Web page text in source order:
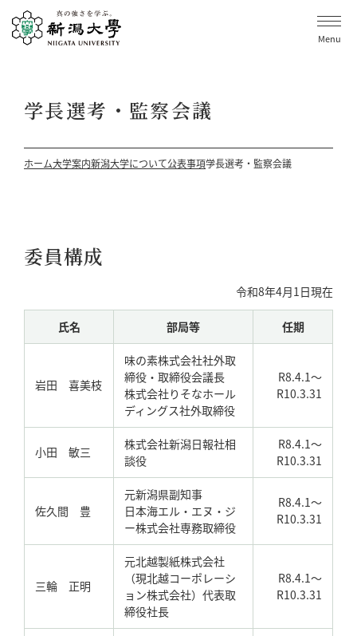
Menu
学長選考・監察会議
ホーム大学案内新潟大学について公表事項学長選考・監察会議
委員構成
令和8年4月1日現在
氏名 部局等 任期
岩田 喜美枝
味の素株式会社社外取
締役・取締役会議長
株式会社りそなホール
ディングス社外取締役
R8.4.1～
R10.3.31
小田 敏三
株式会社新潟日報社相
談役
R8.4.1～
R10.3.31
佐久間 豊
元新潟県副知事
日本海エル・エヌ・ジ
ー株式会社専務取締役
R8.4.1～
R10.3.31
三輪 正明
元北越製紙株式会社
（現北越コーポレーシ
ョン株式会社）代表取
締役社長
R8.4.1～
R10.3.31